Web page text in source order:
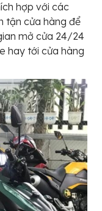
hợp với các
tận cửa hàng để
mở cửa 24/24
hay tới cửa hàng